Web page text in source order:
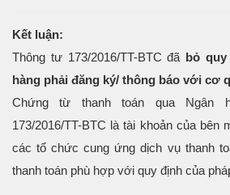
Kết luận:
Thông tư 173/2016/TT-BTC đã bỏ
hàng phải đăng ký/ thông báo với cơ
Chứng từ thanh toán qua Ngân
173/2016/TT-BTC là tài khoản của bên
các tổ chức cung ứng dịch vụ thanh
thanh toán phù hợp với quy định của